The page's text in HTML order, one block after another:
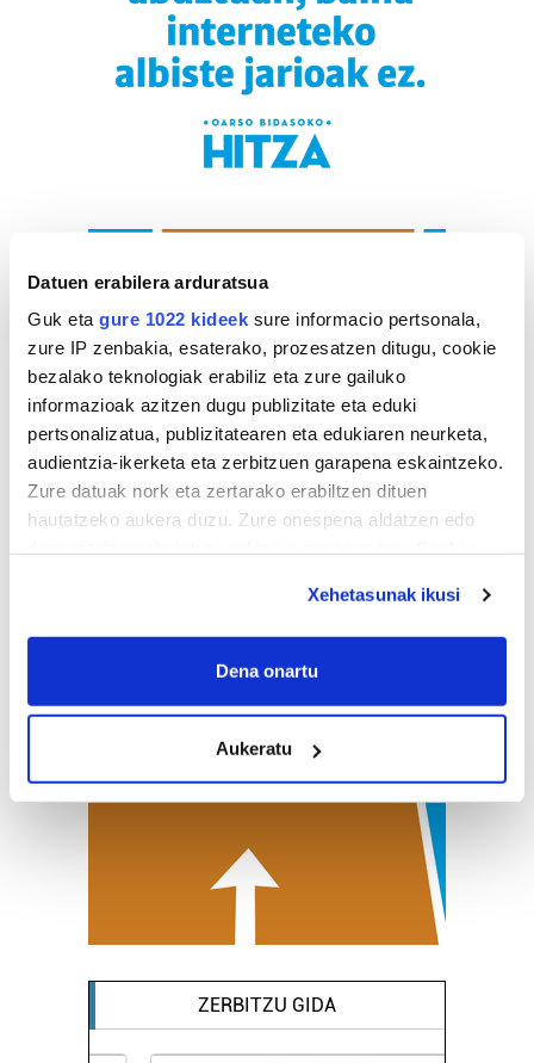
Datuen erabilera arduratsua
Guk eta gure 1022 kideek sure informacio pertsonala,
zure IP zenbakia, esaterako, prozesatzen ditugu, cookie
bezalako teknologiak erabiliz eta zure gailuko
informazioak azitzen dugu publizitate eta eduki
pertsonalizatua, publizitatearen eta edukiaren neurketa,
audientzia-ikerketa eta zerbitzuen garapena eskaintzeko.
Zure datuak nork eta zertarako erabiltzen dituen
hautatzeko aukera duzu. Zure onespena aldatzen edo
If you allow, we would also like to:
Collect information about your geographical
Identify your device by actively scanning it for
specific characteristics (fingerprinting)
Find out more about how your personal data is processed
details section.
Guk eta gure bazkideek zure datu pertsonalak
prozesatzen ditugu, zure IP zenbakia, besteak beste,
pertsonalizatuak eskaintzeko, iragarkiak eta edukia
neurtzeko, jendeari buruzko informazioa biltzeko eta
Xehetasunak ikusi
Dena onartu
Aukeratu
ZERBITZU GIDA